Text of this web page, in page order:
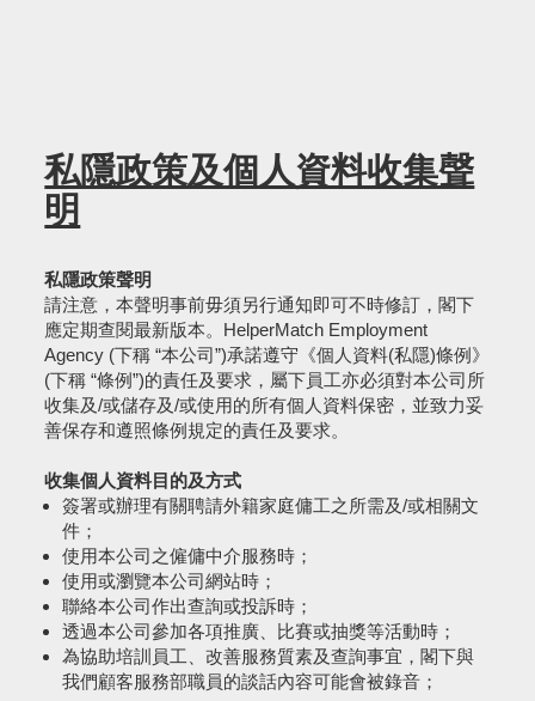
私隱政策及個人資料收集聲
明
私隱政策聲明
請注意，本聲明事前毋須另行通知即可不時修訂，閣下
應定期查閱最新版本。HelperMatch Employment
Agency (下稱 “本公司”)承諾遵守《個人資料(私隱)條例》
(下稱 “條例”)的責任及要求，屬下員工亦必須對本公司所
收集及/或儲存及/或使用的所有個人資料保密，並致力妥
善保存和遵照條例規定的責任及要求。
收集個人資料目的及方式
簽署或辦理有關聘請外籍家庭傭工之所需及/或相關文
件；
使用本公司之僱傭中介服務時；
使用或瀏覽本公司網站時；
聯絡本公司作出查詢或投訴時；
透過本公司參加各項推廣、比賽或抽獎等活動時；
為協助培訓員工、改善服務質素及查詢事宜，閣下與
我們顧客服務部職員的談話內容可能會被錄音；